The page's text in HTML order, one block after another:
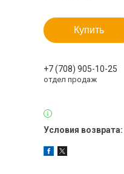
Купить
+7 (708) 905-10-25
отдел продаж